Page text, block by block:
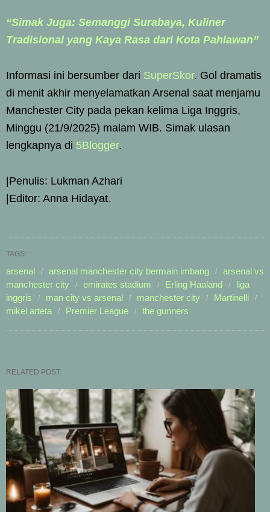
“Simak Juga: Semanggi Surabaya, Kuliner
Tradisional yang Kaya Rasa dari Kota Pahlawan”
Informasi ini bersumber dari SuperSkor. Gol dramatis
di menit akhir menyelamatkan Arsenal saat menjamu
Manchester City pada pekan kelima Liga Inggris,
Minggu (21/9/2025) malam WIB. Simak ulasan
lengkapnya di 5Blogger.
|Penulis: Lukman Azhari
|Editor: Anna Hidayat.
TAGS:
arsenal arsenal manchester city bermain imbang
arsenal vs
manchester city
emirates stadium Erling Haaland
liga
inggris
man city vs arsenal manchester city
Martinelli
mikel arteta
Premier League the gunners
RELATED POST